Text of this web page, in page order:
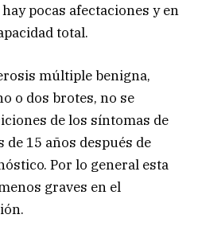
pocas afectaciones y en
total.
múltiple benigna,
o dos brotes, no se
de los síntomas de
15 años después de
Por lo general esta
graves en el